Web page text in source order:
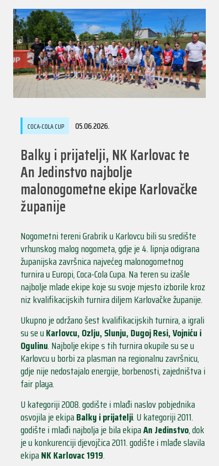
COCA-COLA CUP 05.06.2026.
Balky i prijatelji, NK Karlovac te
An Jedinstvo najbolje
malonogometne ekipe Karlovačke
županije
Nogometni tereni Grabrik u Karlovcu bili su središte
vrhunskog malog nogometa, gdje je 4. lipnja odigrana
županijska završnica najvećeg malonogometnog
turnira u Europi, Coca-Cola Cupa. Na teren su izašle
najbolje mlade ekipe koje su svoje mjesto izborile kroz
niz kvalifikacijskih turnira diljem Karlovačke županije.
Ukupno je održano šest kvalifikacijskih turnira, a igrali
su se uKarlovcu, Ozlju, Slunju, Dugoj Resi, Vojniću i
Ogulinu. Najbolje ekipe s tih turnira okupile su se u
Karlovcu u borbi za plasman na regionalnu završnicu,
gdje nije nedostajalo energije, borbenosti, zajedništva i
fair playa.
U kategoriji 2008. godište i mlađi naslov pobjednika
osvojila je ekipaBalky i prijatelji. U kategoriji 2011.
godište i mlađi najbolja je bila ekipaAn Jedinstvo, dok
je u konkurenciji djevojčica 2011. godište i mlađe slavila
ekipaNK Karlovac 1919.